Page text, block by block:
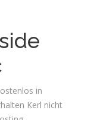
in
Kerl nicht